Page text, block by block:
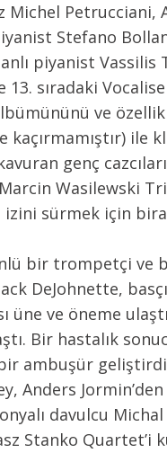
Michel Petrucciani,
Stefano
piyanist
sıradaki
ve
kaçırmamıştır)
genç
Wasilewski
sürmek için
bir trompetçi ve
DeJohnette,
ve öneme
Bir hastalık
ambuşür
Anders
davulcu
Stanko Quartet’i